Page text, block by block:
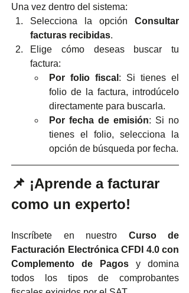
Una vez dentro del sistema:
Selecciona la opción Consultar
facturas recibidas.
Elige cómo deseas buscar tu
factura:
Por folio fiscal : Si tienes el
folio de la factura, introdúcelo
directamente para buscarla.
Por fecha de emisión: Si no
tienes el folio, selecciona la
opción de búsqueda por fecha.
📌 ¡Aprende a facturar
como un experto!
Inscríbete en nuestro Curso de
Facturación Electrónica CFDI 4.0 con
Complemento de Pagos y domina
todos los tipos de comprobantes